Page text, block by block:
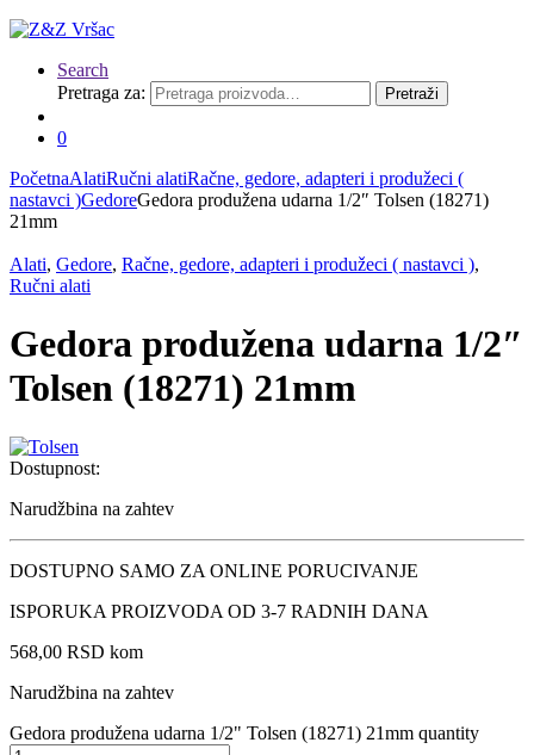
Search
Pretraga za:
Pretraži
0
PočetnaAlatiRučni alatiRačne, gedore, adapteri i produžeci (
nastavci )GedoreGedora produžena udarna 1/2″ Tolsen (18271)
21mm
Alati, Gedore, Račne, gedore, adapteri i produžeci ( nastavci ),
Ručni alati
Gedora produžena udarna 1/2″
Tolsen (18271) 21mm
Dostupnost:
Narudžbina na zahtev
DOSTUPNO SAMO ZA ONLINE PORUCIVANJE
ISPORUKA PROIZVODA OD 3-7 RADNIH DANA
568,00 RSD kom
Narudžbina na zahtev
Gedora produžena udarna 1/2" Tolsen (18271) 21mm quantity